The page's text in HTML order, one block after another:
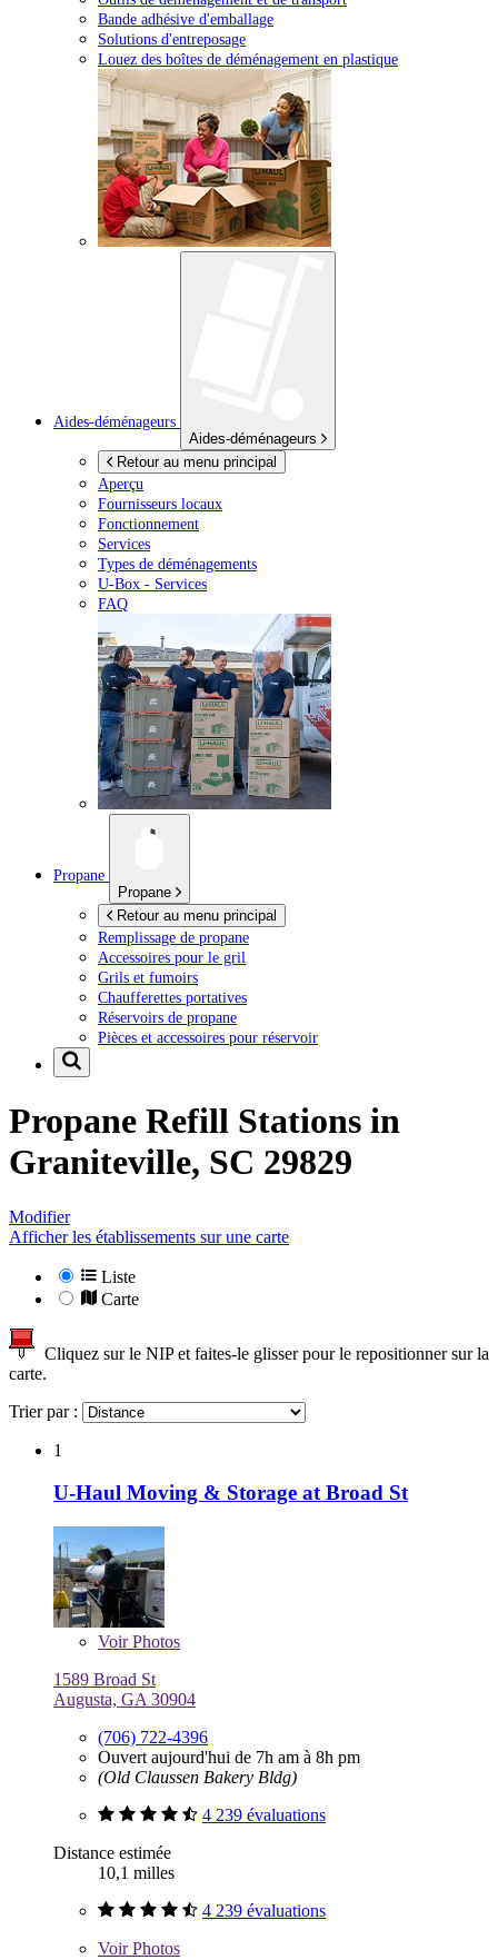
Bande adhésive d'emballage
Solutions d'entreposage
Louez des boîtes de déménagement en plastique
Aides-déménageurs
Aides-déménageurs
Retour au menu principal
Aperçu
Fournisseurs locaux
Fonctionnement
Services
Types de déménagements
U-Box - Services
FAQ
Propane
Propane
Retour au menu principal
Remplissage de propane
Accessoires pour le gril
Grils et fumoirs
Chaufferettes portatives
Réservoirs de propane
Pièces et accessoires pour réservoir
Propane Refill Stations in
Graniteville, SC 29829
Modifier
Afficher les établissements sur une carte
Liste
Carte
Cliquez sur le NIP et faites-le glisser pour le repositionner sur la
carte.
Trier par :
1
U-Haul Moving & Storage at Broad St
VoirPhotos
1589 Broad St
Augusta, GA 30904
(706) 722-4396
Ouvert aujourd'hui de 7h am à 8h pm
(Old Claussen Bakery Bldg)
4 239 évaluations
Distance estimée
10,1 milles
4 239 évaluations
VoirPhotos